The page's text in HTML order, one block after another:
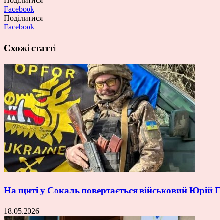
Facebook
Поділитися
Facebook
Схожі статті
На щиті у Сокаль повертається військовий Юрій
18.05.2026